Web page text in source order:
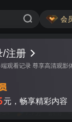
会
/注册
端观看记录 尊享高清观影
元，畅享精彩内容
讨论
7.7分 剧情